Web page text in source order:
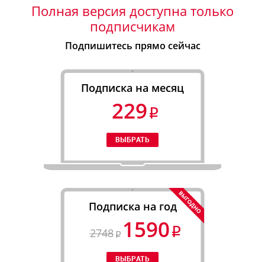
Полная версия доступна только
подписчикам
Подпишитесь прямо сейчас
Подписка на месяц
229
Подписка на год
2748
1590